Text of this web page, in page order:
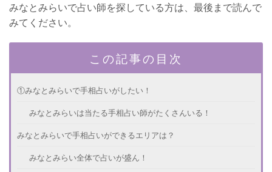
みなとみらいで占い師を探している方は、最後まで読んで
みてください。
この記事の目次
①みなとみらいで手相占いがしたい！
みなとみらいは当たる手相占い師がたくさんいる！
みなとみらいで手相占いができるエリアは？
みなとみらい全体で占いが盛ん！